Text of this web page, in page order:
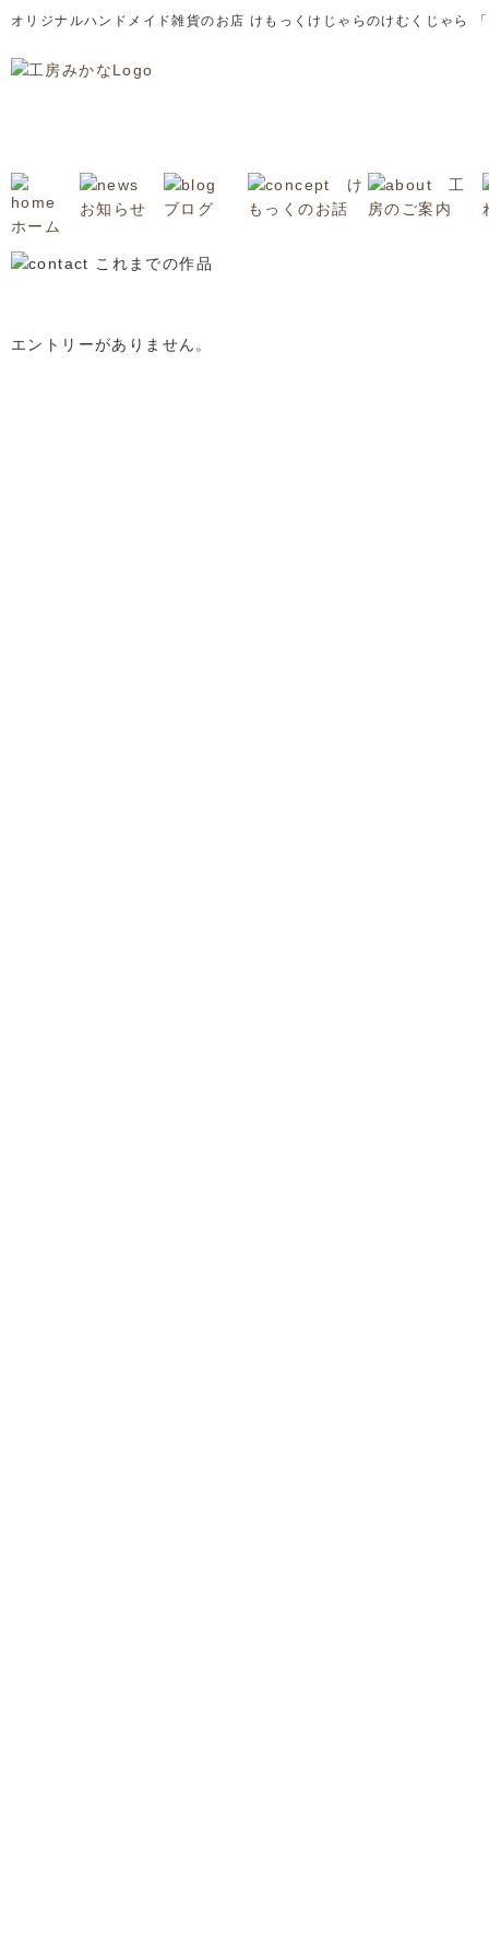
オリジナルハンドメイド雑貨のお店 けもっくけじゃらのけむくじゃら
エントリーがありません。